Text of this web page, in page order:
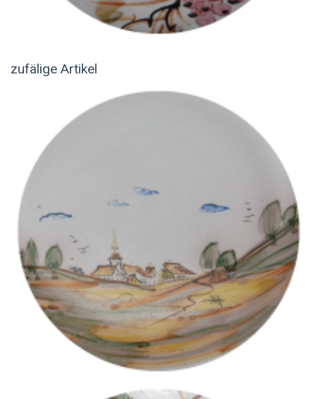
zufälige Artikel